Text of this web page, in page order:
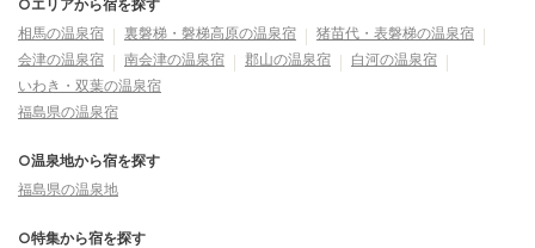
○エリアから宿を探す
相馬の温泉宿
裏磐梯・磐梯高原の温泉宿
猪苗代・表磐梯の温泉宿
会津の温泉宿
南会津の温泉宿 郡山の温泉宿
白河の温泉宿
いわき・双葉の温泉宿
福島県の温泉宿
○温泉地から宿を探す
福島県の温泉地
○特集から宿を探す